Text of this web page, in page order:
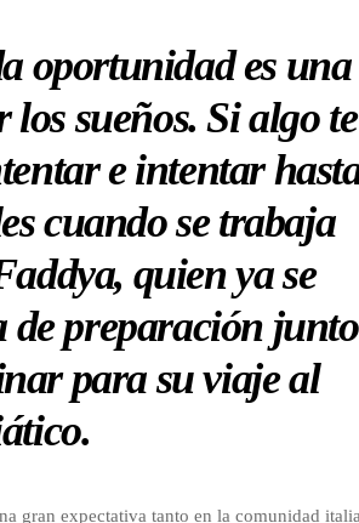
oportunidad es una
sueños. Si algo te
e intentar
cuando se trabaja
quien ya se
de preparación junto
para su viaje al
gran expectativa tanto en la comunidad